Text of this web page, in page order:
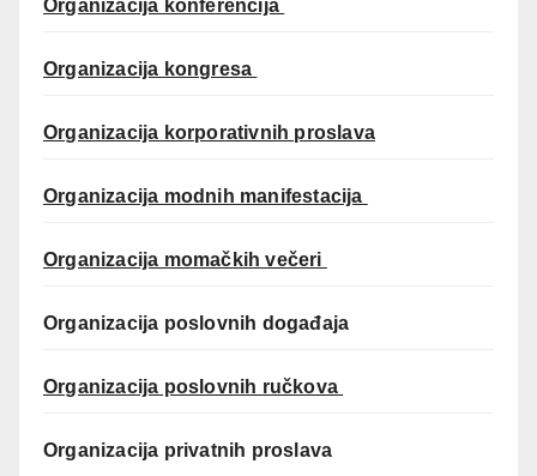
Organizacija konferencija
Organizacija kongresa
Organizacija korporativnih proslava
Organizacija modnih manifestacija
Organizacija momačkih večeri
Organizacija poslovnih događaja
Organizacija poslovnih ručkova
Organizacija privatnih proslava